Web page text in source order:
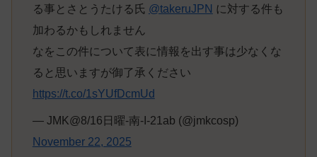
る事とさとうたける氏 @takeruJPN に対する件も
加わるかもしれません
なをこの件について表に情報を出す事は少なくな
ると思いますが御了承ください
https://t.co/1sYUfDcmUd
— JMK@8/16日曜-南-I-21ab (@jmkcosp)
November 22, 2025